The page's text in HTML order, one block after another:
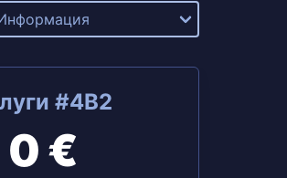
#4B2
0 €